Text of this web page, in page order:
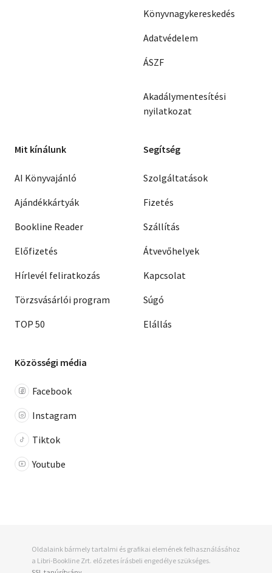
Könyvnagykereskedés
Adatvédelem
ÁSZF
Akadálymentesítési
nyilatkozat
Mit kínálunk
AI Könyvajánló
Ajándékkártyák
Bookline Reader
Előfizetés
Hírlevél feliratkozás
Törzsvásárlói program
TOP 50
Segítség
Szolgáltatások
Fizetés
Szállítás
Átvevőhelyek
Kapcsolat
Súgó
Elállás
Közösségi média
Facebook
Instagram
Tiktok
Youtube
Oldalaink bármely tartalmi és grafikai elemének felhasználásához
a Libri-Bookline Zrt. előzetes írásbeli engedélye szükséges.